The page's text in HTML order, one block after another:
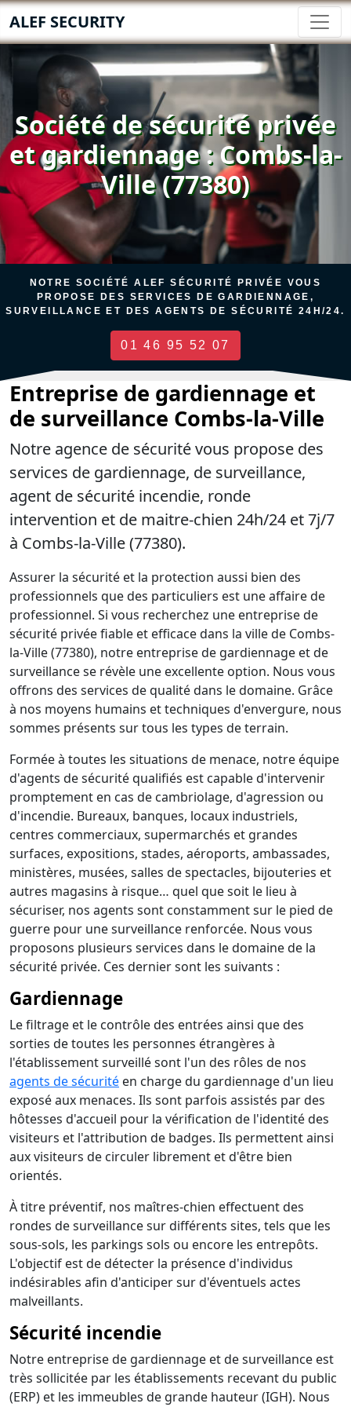
ALEF SECURITY
Société de sécurité privée
et gardiennage : Combs-la-
Ville (77380)
NOTRE SOCIÉTÉ ALEF SÉCURITÉ PRIVÉE VOUS
PROPOSE DES SERVICES DE GARDIENNAGE,
SURVEILLANCE ET DES AGENTS DE SÉCURITÉ 24H/24.
01 46 95 52 07
Entreprise de gardiennage et
de surveillance Combs-la-Ville
Notre agence de sécurité vous propose des
services de gardiennage, de surveillance,
agent de sécurité incendie, ronde
intervention et de maitre-chien 24h/24 et 7j/7
à Combs-la-Ville (77380).
Assurer la sécurité et la protection aussi bien des
professionnels que des particuliers est une affaire de
professionnel. Si vous recherchez une entreprise de
sécurité privée fiable et efficace dans la ville de Combs-
la-Ville (77380), notre entreprise de gardiennage et de
surveillance se révèle une excellente option. Nous vous
offrons des services de qualité dans le domaine. Grâce
à nos moyens humains et techniques d'envergure, nous
sommes présents sur tous les types de terrain.
Formée à toutes les situations de menace, notre équipe
d'agents de sécurité qualifiés est capable d'intervenir
promptement en cas de cambriolage, d'agression ou
d'incendie. Bureaux, banques, locaux industriels,
centres commerciaux, supermarchés et grandes
surfaces, expositions, stades, aéroports, ambassades,
ministères, musées, salles de spectacles, bijouteries et
autres magasins à risque… quel que soit le lieu à
sécuriser, nos agents sont constamment sur le pied de
guerre pour une surveillance renforcée. Nous vous
proposons plusieurs services dans le domaine de la
sécurité privée. Ces dernier sont les suivants :
Gardiennage
Le filtrage et le contrôle des entrées ainsi que des
sorties de toutes les personnes étrangères à
l'établissement surveillé sont l'un des rôles de nos
agents de sécurité en charge du gardiennage d'un lieu
exposé aux menaces. Ils sont parfois assistés par des
hôtesses d'accueil pour la vérification de l'identité des
visiteurs et l'attribution de badges. Ils permettent ainsi
aux visiteurs de circuler librement et d'être bien
orientés.
À titre préventif, nos maîtres-chien effectuent des
rondes de surveillance sur différents sites, tels que les
sous-sols, les parkings sols ou encore les entrepôts.
L'objectif est de détecter la présence d'individus
indésirables afin d'anticiper sur d'éventuels actes
malveillants.
Sécurité incendie
Notre entreprise de gardiennage et de surveillance est
très sollicitée par les établissements recevant du public
(ERP) et les immeubles de grande hauteur (IGH). Nous